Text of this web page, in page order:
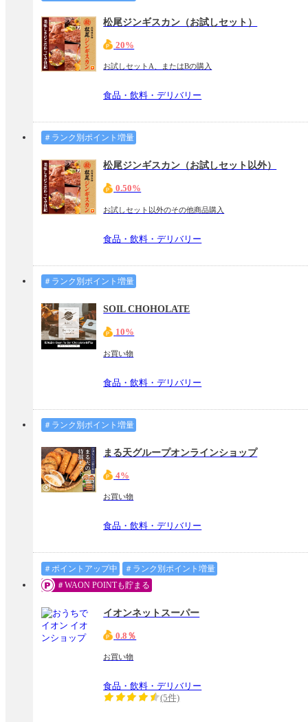
松尾ジンギスカン（お試しセット）
20%
お試しセットA、またはBの購入
食品・飲料・デリバリー
＃ランク別ポイント増量
松尾ジンギスカン（お試しセット以外）
0.50%
お試しセット以外のその他商品購入
食品・飲料・デリバリー
＃ランク別ポイント増量
SOIL CHOHOLATE
10%
お買い物
食品・飲料・デリバリー
＃ランク別ポイント増量
まる天グループオンラインショップ
4%
お買い物
食品・飲料・デリバリー
＃ポイントアップ中
＃ランク別ポイント増量
＃WAON POINTも貯まる
イオンネットスーパー
0.8％
お買い物
食品・飲料・デリバリー
(5件)